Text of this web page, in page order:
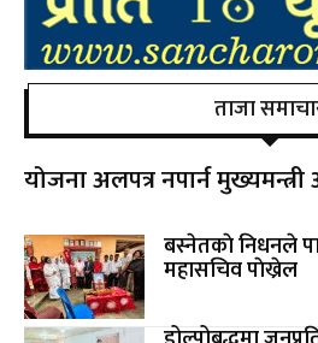
ताजा
योजना अलपत्र नपार्न
बस्नेतकाे निधनले
महासचिव पाेख्रेल